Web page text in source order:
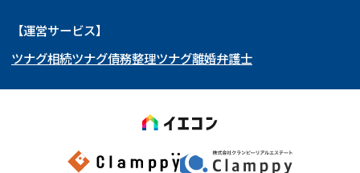
秋田県
福島県
埼玉県
茨城県 群馬県
愛知県
岐阜県 山梨県
関西
大阪府 京都府
奈良県
和歌山県
北陸・甲信越
石川県
富山県
岡山県
九州・沖縄
ゴミ屋敷
リースバック
【運営サービス】
ツナグ相続ツナグ債務整理ツナグ離婚弁護士